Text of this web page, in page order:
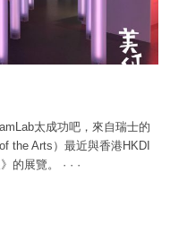
太成功吧，來自瑞士的
the Arts）最近與香港HKDI
的展覽。 · · ·